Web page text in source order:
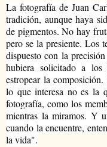
La fotografía de Juan
tradición, aunque haya
de pigmentos. No hay
pero se la presiente. Los
dispuesto con la
hubiera solicitado a los
estropear la
lo que interesa no es la
fotografía, como los
mientras la miramos. Y
cuando la encuentre,
la vida".